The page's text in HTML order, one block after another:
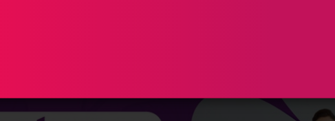
MARCANDO LA DIFERENCIA SESIÓN #2